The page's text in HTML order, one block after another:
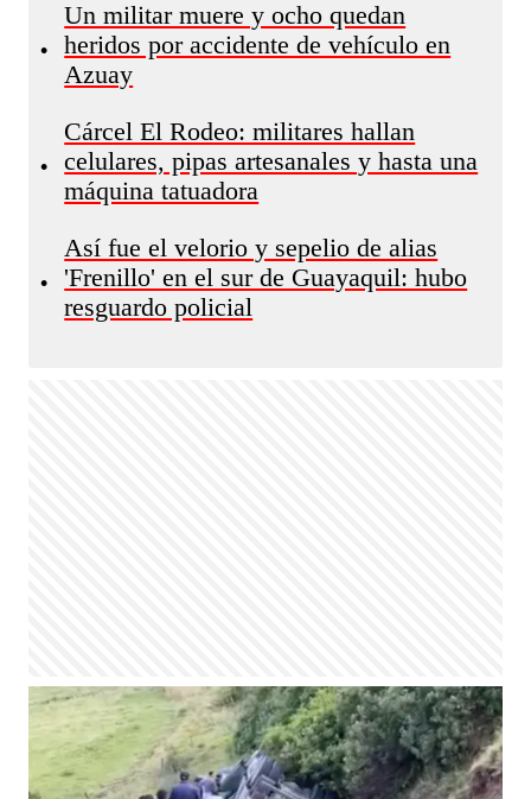
•
Un militar muere y ocho quedan
heridos por accidente de vehículo en
Azuay
•
Cárcel El Rodeo: militares hallan
celulares, pipas artesanales y hasta una
máquina tatuadora
•
Así fue el velorio y sepelio de alias
'Frenillo' en el sur de Guayaquil: hubo
resguardo policial